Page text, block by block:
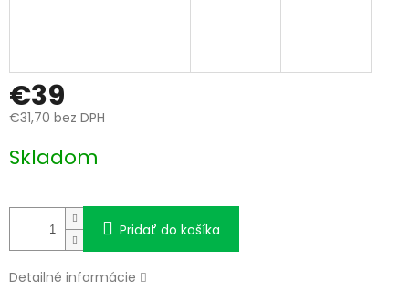
€39
€31,70 bez DPH
cena:
Skladom
Pridať do košíka
Detailné informácie